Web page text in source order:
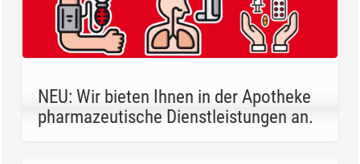
NEU: Wir bieten Ihnen in der Apotheke
pharmazeutische Dienstleistungen an.